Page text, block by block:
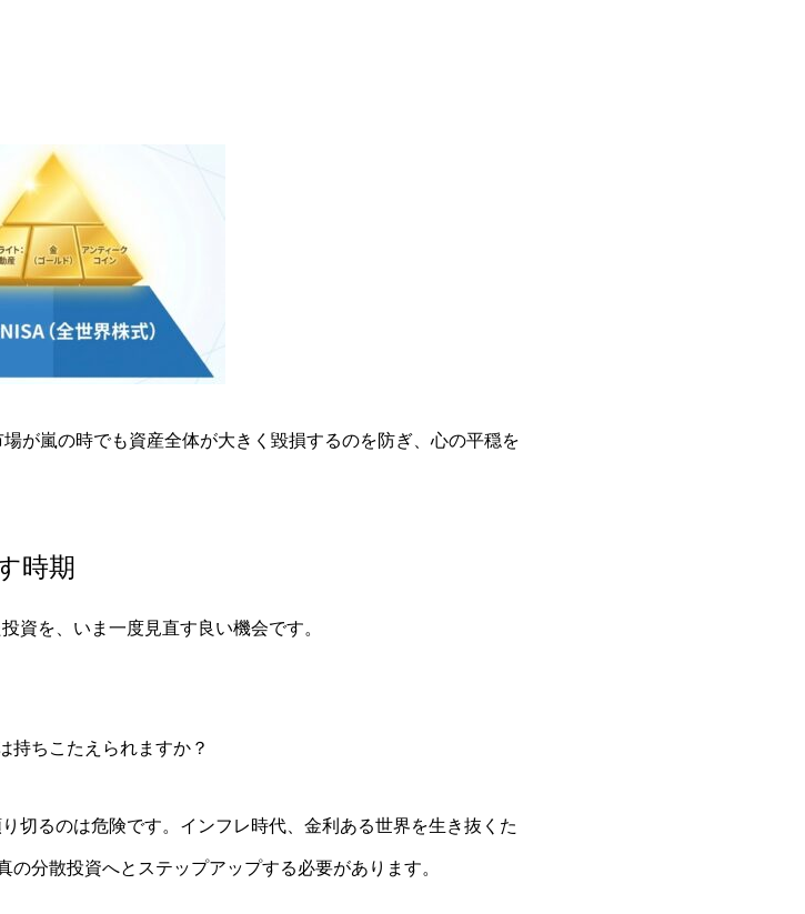
が嵐の時でも資産全体が大きく毀損するのを防ぎ、心の平穏を
時期
資を、いま一度見直す良い機会です。
持ちこたえられますか？
切るのは危険です。 インフレ時代、金利ある世界を生き抜くた
の分散投資へとステップアップする必要があります。